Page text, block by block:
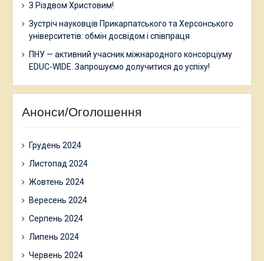
З Різдвом Христовим!
Зустріч науковців Прикарпатського та Херсонського
університетів: обмін досвідом і співпраця
ПНУ — активний учасник міжнародного консорціуму
EDUC-WIDE. Запрошуємо долучитися до успіху!
Анонси/Оголошення
Грудень 2024
Листопад 2024
Жовтень 2024
Вересень 2024
Серпень 2024
Липень 2024
Червень 2024